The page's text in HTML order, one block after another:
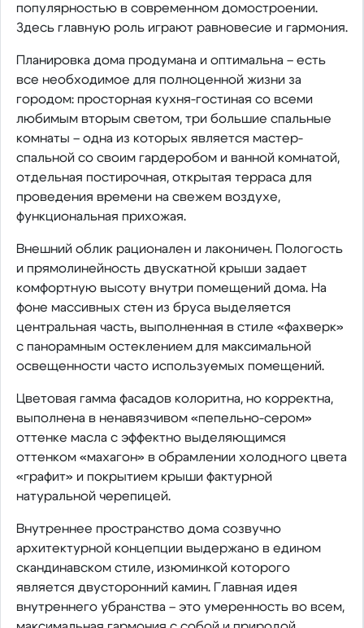
популярностью в современном домостроении.
Здесь главную роль играют равновесие и гармония.
Планировка дома продумана и оптимальна – есть
все необходимое для полноценной жизни за
городом: просторная кухня-гостиная со всеми
любимым вторым светом, три большие спальные
комнаты – одна из которых является мастер-
спальной со своим гардеробом и ванной комнатой,
отдельная постирочная, открытая терраса для
проведения времени на свежем воздухе,
функциональная прихожая.
Внешний облик рационален и лаконичен. Пологость
и прямолинейность двускатной крыши задает
комфортную высоту внутри помещений дома. На
фоне массивных стен из бруса выделяется
центральная часть, выполненная в стиле «фахверк»
с панорамным остеклением для максимальной
освещенности часто используемых помещений.
Цветовая гамма фасадов колоритна, но корректна,
выполнена в ненавязчивом «пепельно-сером»
оттенке масла с эффектно выделяющимся
оттенком «махагон» в обрамлении холодного цвета
«графит» и покрытием крыши фактурной
натуральной черепицей.
Внутреннее пространство дома созвучно
архитектурной концепции выдержано в едином
скандинавском стиле, изюминкой которого
является двусторонний камин. Главная идея
внутреннего убранства – это умеренность во всем,